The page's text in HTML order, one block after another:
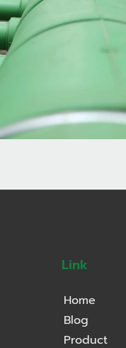
Link
Home
Blog
Product